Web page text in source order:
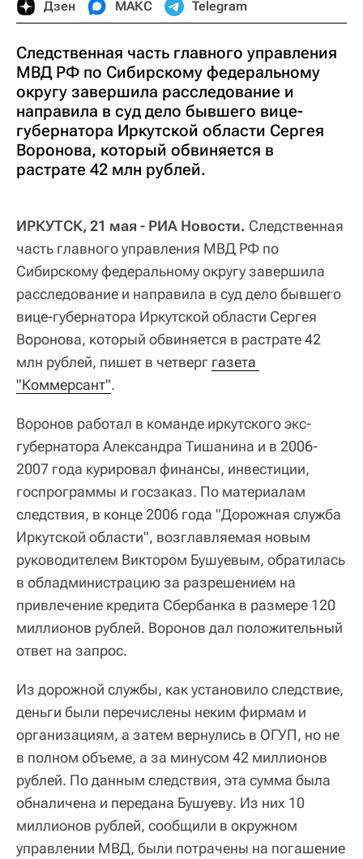
Дзен МАКС Telegram
Следственная часть главного управления
МВД РФ по Сибирскому федеральному
округу завершила расследование и
направила в суд дело бывшего вице-
губернатора Иркутской области Сергея
Воронова, который обвиняется в
растрате 42 млн рублей.
ИРКУТСК, 21 мая - РИА Новости. Следственная
часть главного управления МВД РФ по
Сибирскому федеральному округу завершила
расследование и направила в суд дело бывшего
вице-губернатора Иркутской области Сергея
Воронова, который обвиняется в растрате 42
млн рублей, пишет в четверг газета
"Коммерсант".
Воронов работал в команде иркутского экс-
губернатора Александра Тишанина и в 2006-
2007 года курировал финансы, инвестиции,
госпрограммы и госзаказ. По материалам
следствия, в конце 2006 года "Дорожная служба
Иркутской области", возглавляемая новым
руководителем Виктором Бушуевым, обратилась
в обладминистрацию за разрешением на
привлечение кредита Сбербанка в размере 120
миллионов рублей. Воронов дал положительный
ответ на запрос.
Из дорожной службы, как установило следствие,
деньги были перечислены неким фирмам и
организациям, а затем вернулись в ОГУП, но не
в полном объеме, а за минусом 42 миллионов
рублей. По данным следствия, эта сумма была
обналичена и передана Бушуеву. Из них 10
миллионов рублей, сообщили в окружном
управлении МВД, были потрачены на погашение